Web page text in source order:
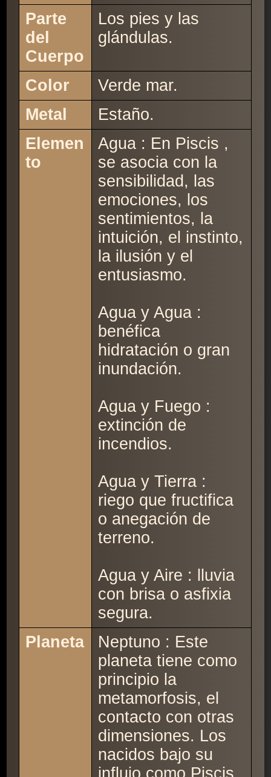
Parte
del
Cuerpo
Los pies y las
glándulas.
Color
Verde mar.
Metal
Estaño.
Elemen
to
Agua : En Piscis ,
se asocia con la
sensibilidad, las
emociones, los
sentimientos, la
intuición, el instinto,
la ilusión y el
entusiasmo.
Agua y Agua :
benéfica
hidratación o gran
inundación.
Agua y Fuego :
extinción de
incendios.
Agua y Tierra :
riego que fructifica
o anegación de
terreno.
Agua y Aire : lluvia
con brisa o asfixia
segura.
Planeta
Neptuno : Este
planeta tiene como
principio la
metamorfosis, el
contacto con otras
dimensiones. Los
nacidos bajo su